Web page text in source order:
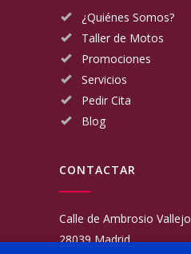
¿Quiénes Somos?
Taller de Motos
Promociones
Servicios
Pedir Cita
Blog
CONTACTAR
Calle de Ambrosio
28039 Madrid